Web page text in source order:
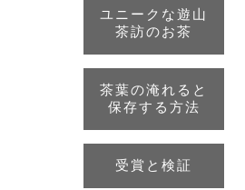
ユニークな遊山
茶訪のお茶
茶葉の淹れると
保存する方法
受賞と検証